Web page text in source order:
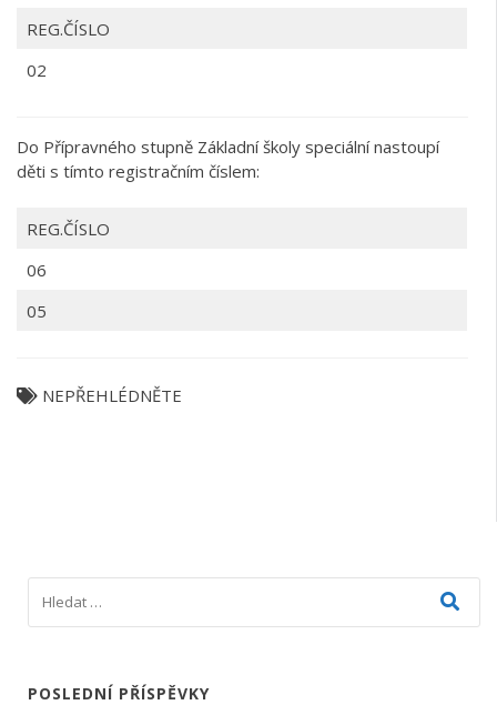
REG.ČÍSLO
02
Do Přípravného stupně Základní školy speciální nastoupí
děti s tímto registračním číslem:
REG.ČÍSLO
06
05
NEPŘEHLÉDNĚTE
POSLEDNÍ PŘÍSPĚVKY